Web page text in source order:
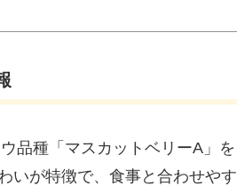
品種「マスカットベリーA」を
いが特徴で、食事と合わせやす